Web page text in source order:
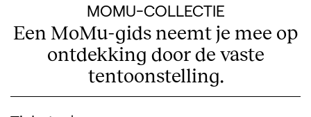
MOMU-COLLECTIE
Een MoMu-gids neemt je mee op
ontdekking door de vaste
tentoonstelling.